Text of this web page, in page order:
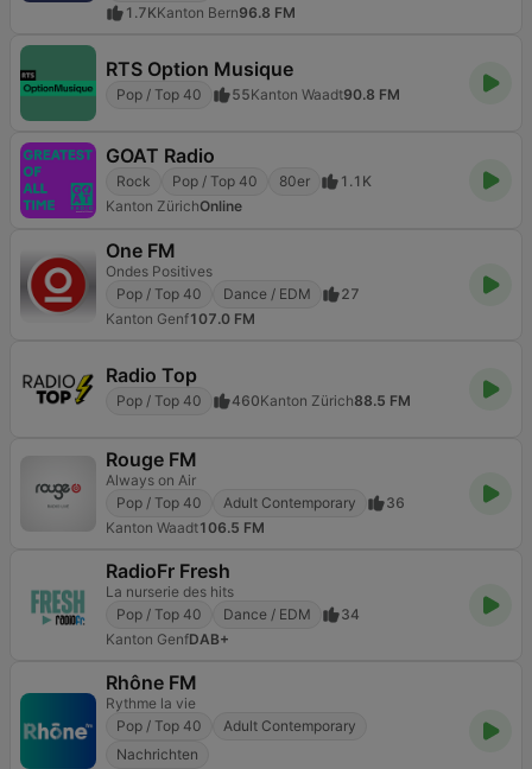
1.7KKanton Bern96.8 FM
RTS Option Musique
Pop / Top 40 55Kanton Waadt90.8 FM
GOAT Radio
Rock Pop / Top 40 80er
1.1K
Kanton ZürichOnline
One FM
Ondes Positives
Pop / Top 40
Dance / EDM
27
Kanton Genf107.0 FM
Radio Top
Pop / Top 40 460Kanton Zürich88.5 FM
Rouge FM
Always on Air
Pop / Top 40
Adult Contemporary
36
Kanton Waadt106.5 FM
RadioFr Fresh
La nurserie des hits
Pop / Top 40
Dance / EDM
34
Kanton GenfDAB+
Rhône FM
Rythme la vie
Pop / Top 40
Adult Contemporary
Nachrichten